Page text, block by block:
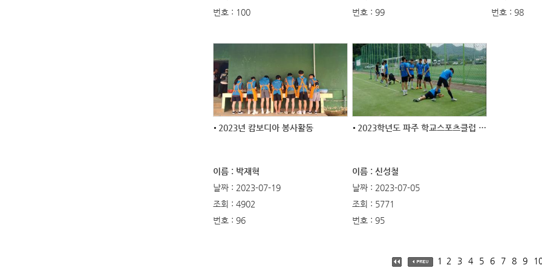
번호 : 100
번호 : 99
번호 : 98
2023년 캄보디아 봉사활동
이름 : 박재혁
날짜 : 2023-07-19
조회 : 4902
번호 : 96
2023학년도 파주 학교스포츠클럽 한마당 축...
이름 : 신성철
날짜 : 2023-07-05
조회 : 5771
번호 : 95
1 2 3 4 5 6 7 8 9